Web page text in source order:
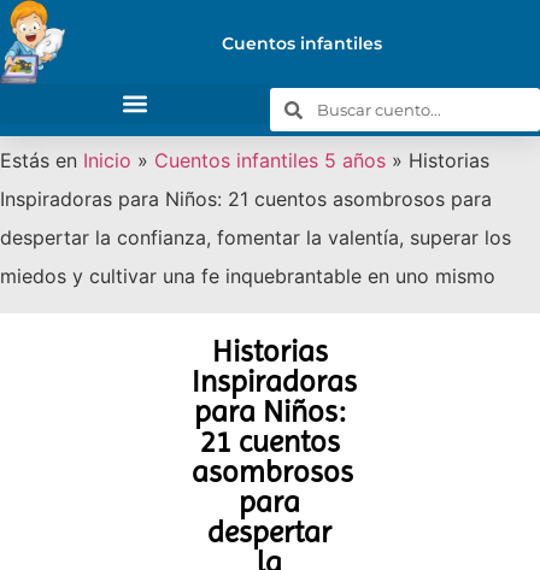
Cuentos infantiles
Estás en Inicio » Cuentos infantiles 5 años » Historias
Inspiradoras para Niños: 21 cuentos asombrosos para
despertar la confianza, fomentar la valentía, superar los
miedos y cultivar una fe inquebrantable en uno mismo
Historias
Inspiradoras
para Niños:
21 cuentos
asombrosos
para
despertar
la